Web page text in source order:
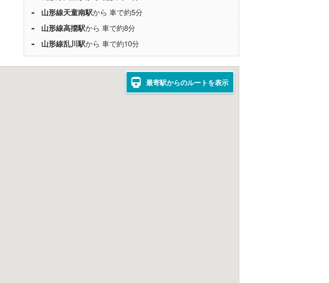
山形線天童南駅から 車で約5分
山形線高擶駅から 車で約8分
山形線乱川駅から 車で約10分
最寄駅からのルートを表示